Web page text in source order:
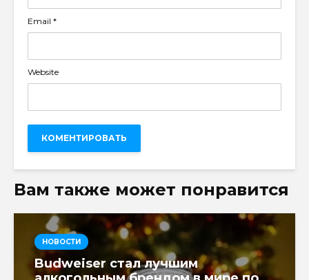
Email *
Website
Вам также может понравится
НОВОСТИ
Budweiser стал лучшим